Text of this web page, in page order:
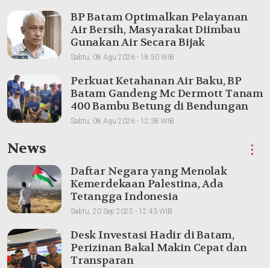
BP Batam Optimalkan Pelayanan
Air Bersih, Masyarakat Diimbau
Gunakan Air Secara Bijak
Sabtu, 08 Agu 2026 - 18:50 WIB
Perkuat Ketahanan Air Baku, BP
Batam Gandeng Mc Dermott Tanam
400 Bambu Betung di Bendungan
Sei Nongsa
Sabtu, 08 Agu 2026 - 12:38 WIB
News ⋮
Daftar Negara yang Menolak
Kemerdekaan Palestina, Ada
Tetangga Indonesia
Sabtu, 20 Sep 2025 - 12:43 WIB
Desk Investasi Hadir di Batam,
Perizinan Bakal Makin Cepat dan
Transparan